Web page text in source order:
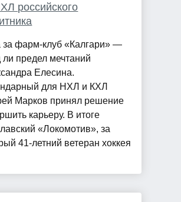
российского
за фарм-клуб «Калгари» —
ли предел мечтаний
Елесина.
для НХЛ и КХЛ
Марков принял решение
карьеру. В итоге
«Локомотив», за
41-летний ветеран хоккея